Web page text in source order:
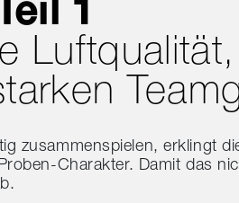
1
Luftqualität,
zusammenspielen, erklingt
Charakter. Damit das